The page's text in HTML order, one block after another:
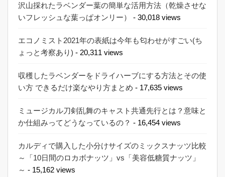
沢山採れたラベンダー葉の簡単な活用方法（乾燥させな
いフレッシュな葉っぱオンリー）
- 30,018 views
エコノミスト2021年の表紙は今年も匂わせがすごい(ち
ょっと考察あり) - 20,311 views
収穫したラベンダーをドライハーブにする方法とその使
い方 できるだけ楽なやり方まとめ - 17,635 views
ミュージカル刀剣乱舞のキャスト共通先行とは？意味と
か仕組みってどうなっているの？ - 16,454 views
カルディで購入した小分けサイズのミックスナッツ比較
～「10日間のロカボナッツ」vs「美容低糖質ナッツ」
～ - 15,162 views